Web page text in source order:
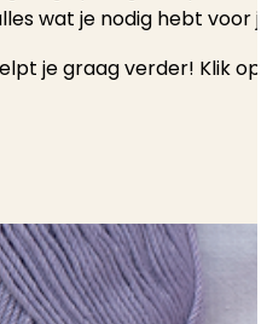
wat je nodig hebt voor
je graag verder! Klik